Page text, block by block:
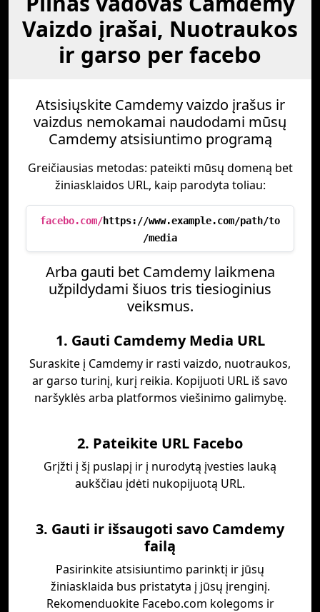
Vaizdo įrašai, Nuotraukos
ir garso per facebo
Atsisiųskite Camdemy vaizdo įrašus ir
vaizdus nemokamai naudodami mūsų
Camdemy atsisiuntimo programą
Greičiausias metodas: pateikti mūsų domeną bet
žiniasklaidos URL, kaip parodyta toliau:
facebo.com/https://www.example.com/path/to
/media
Arba gauti bet Camdemy laikmena
užpildydami šiuos tris tiesioginius
veiksmus.
1. Gauti Camdemy Media URL
Suraskite į Camdemy ir rasti vaizdo, nuotraukos,
ar garso turinį, kurį reikia. Kopijuoti URL iš savo
naršyklės arba platformos viešinimo galimybę.
2. Pateikite URL Facebo
Grįžti į šį puslapį ir į nurodytą įvesties lauką
aukščiau įdėti nukopijuotą URL.
3. Gauti ir išsaugoti savo Camdemy
failą
Pasirinkite atsisiuntimo parinktį ir jūsų
žiniasklaida bus pristatyta į jūsų įrenginį.
Rekomenduokite Facebo.com kolegoms ir